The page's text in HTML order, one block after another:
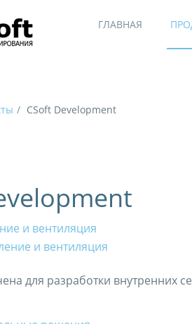
ГЛАВНАЯ
CSoft Development
и вентиляция
для разработки внутренних